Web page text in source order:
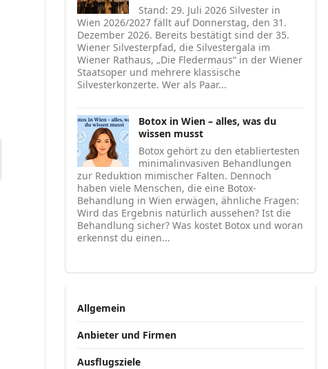
Stand: 29. Juli 2026 Silvester in
Wien 2026/2027 fällt auf Donnerstag, den 31.
Dezember 2026. Bereits bestätigt sind der 35.
Wiener Silvesterpfad, die Silvestergala im
Wiener Rathaus, „Die Fledermaus“ in der Wiener
Staatsoper und mehrere klassische
Silvesterkonzerte. Wer als Paar...
Botox in Wien – alles, was du
wissen musst
Botox gehört zu den etabliertesten
minimalinvasiven Behandlungen
zur Reduktion mimischer Falten. Dennoch
haben viele Menschen, die eine Botox-
Behandlung in Wien erwägen, ähnliche Fragen:
Wird das Ergebnis natürlich aussehen? Ist die
Behandlung sicher? Was kostet Botox und woran
erkennst du einen...
Allgemein
Anbieter und Firmen
Ausflugsziele